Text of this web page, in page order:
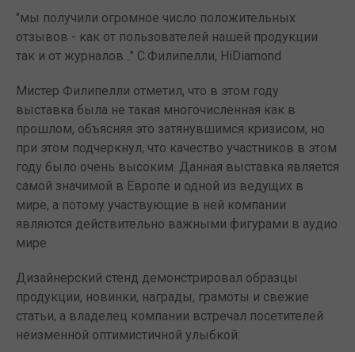
"мы получили огромное число положительных
отзывов - как от пользователей нашей продукции
так и от журналов..." С.Филипелли, HiDiamond
Мистер Филипелли отметил, что в этом году
выставка была не такая многочисленная как в
прошлом, объясняя это затянувшимся кризисом, но
при этом подчеркнул, что качество участников в этом
году было очень высоким. Данная выставка является
самой значимой в Европе и одной из ведущих в
мире, а потому участвующие в ней компании
являются действительно важными фигурами в аудио
мире.
Дизайнерский стенд демонстрировал образцы
продукции, новинки, награды, грамоты и свежие
статьи, а владелец компании встречал посетителей
неизменной оптимистичной улыбкой: